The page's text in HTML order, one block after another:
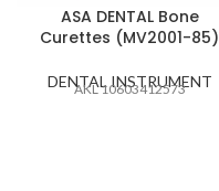
ASA DENTAL Bone
Curettes (MV2001-85)
DENTAL INSTRUMENT
AKL 10603412573